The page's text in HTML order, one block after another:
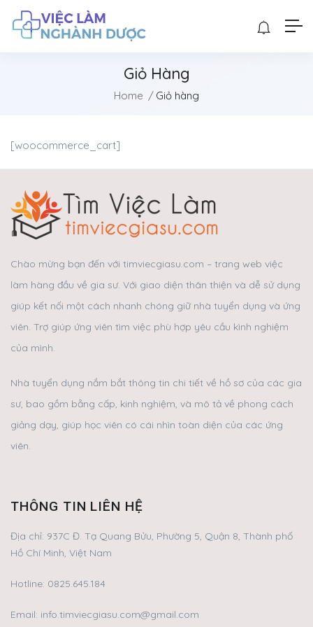
Giỏ Hàng
Home Giỏ hàng
[woocommerce_cart]
Chào mừng bạn đến với timviecgiasu.com – trang web việc
làm hàng đầu về gia sư. Với giao diện thân thiện và dễ sử dụng
giúp kết nối một cách nhanh chóng giữ nhà tuyển dụng và ứng
viên. Trợ giúp ứng viên tìm việc phù hợp yêu cầu kình nghiệm
của mình.
Nhà tuyển dụng nắm bắt thông tin chi tiết về hồ sơ của các gia
sư, bao gồm bằng cấp, kinh nghiệm, và mô tả về phong cách
giảng dạy, giúp học viên có cái nhìn toàn diện của các ứng
viên.
THÔNG TIN LIÊN HỆ
Địa chỉ: 937C Đ. Tạ Quang Bửu, Phường 5, Quận 8, Thành phố
Hồ Chí Minh, Việt Nam
Hotline: 0825.645.184
Email: info.timviecgiasu.com@gmail.com